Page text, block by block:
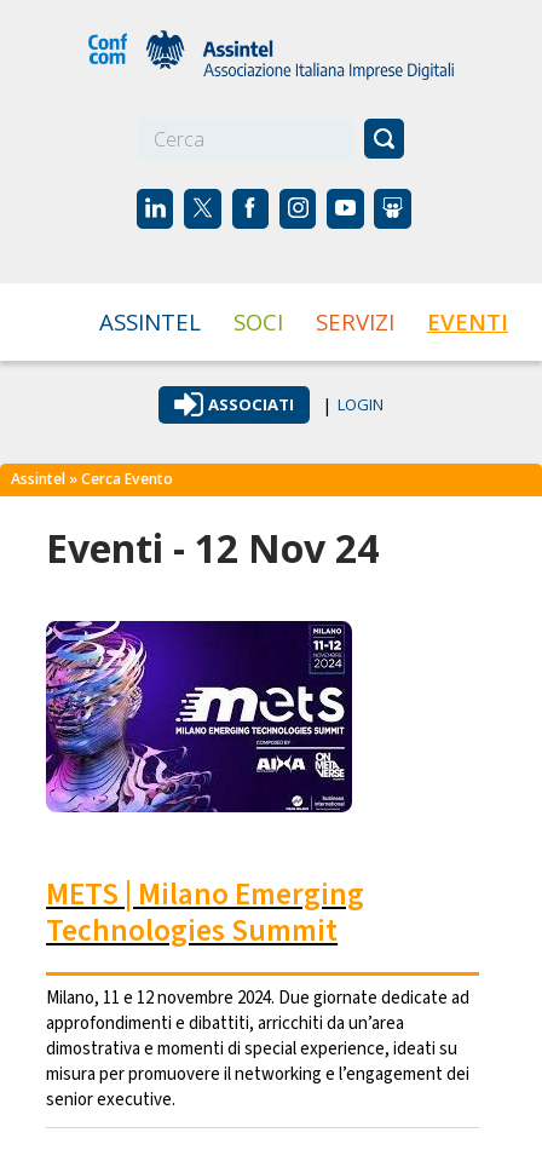
ASSINTEL SOCI SERVIZI EVENTI
ASSOCIATI | LOGIN
Assintel » Cerca Evento
Eventi - 12 Nov 24
METS | Milano Emerging
Technologies Summit
Milano, 11 e 12 novembre 2024. Due giornate dedicate ad
approfondimenti e dibattiti, arricchiti da un’area
dimostrativa e momenti di special experience, ideati su
misura per promuovere il networking e l’engagement dei
senior executive.